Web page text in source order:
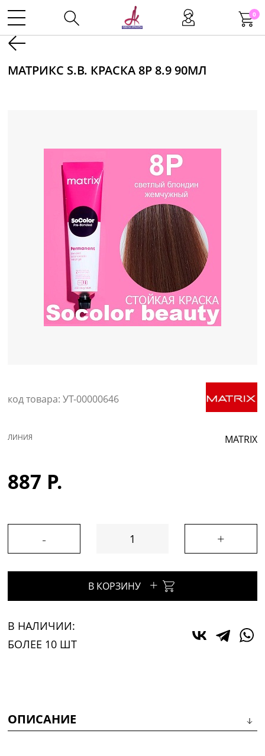
0
Макияж
Маникюр
Одноразовая продукция
Уход за кожей
МАТРИКС S.B. КРАСКА 8P 8.9 90МЛ
код товара: УТ-00000646
MATRIX
ЛИНИЯ
887 Р.
- +
В КОРЗИНУ +
В НАЛИЧИИ:
БОЛЕЕ 10 ШТ
ОПИСАНИЕ